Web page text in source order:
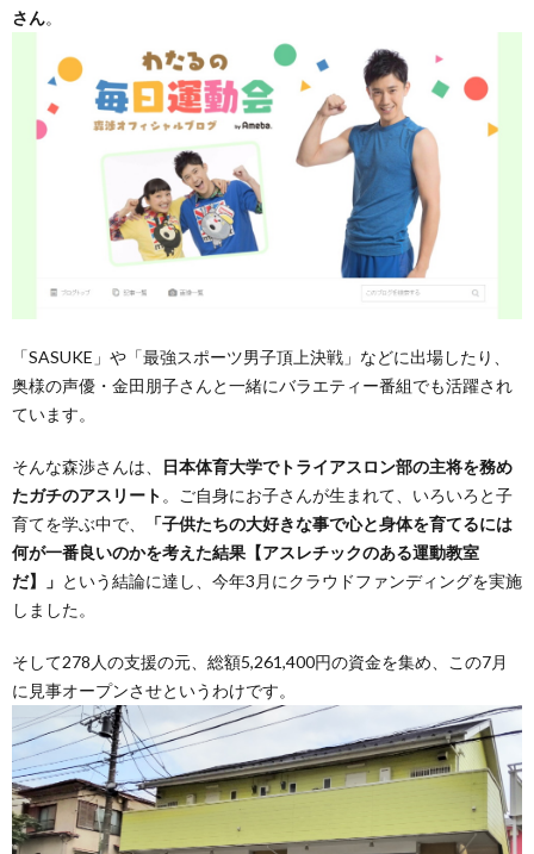
さん。
「SASUKE」や「最強スポーツ男子頂上決戦」などに出場したり、
奥様の声優・金田朋子さんと一緒にバラエティー番組でも活躍され
ています。
そんな森渉さんは、
日本体育大学でトライアスロン部の主将を務め
たガチのアスリート 。ご自身にお子さんが生まれて、いろいろと子
育てを学ぶ中で、
「子供たちの大好きな事で心と身体を育てるには
何が一番良いのかを考えた結果【アスレチックのある運動教室
だ】」 という結論に達し、今年3月にクラウドファンディングを実施
しました。
そして278人の支援の元、総額5,261,400円の資金を集め、この7月
に見事オープンさせというわけです。